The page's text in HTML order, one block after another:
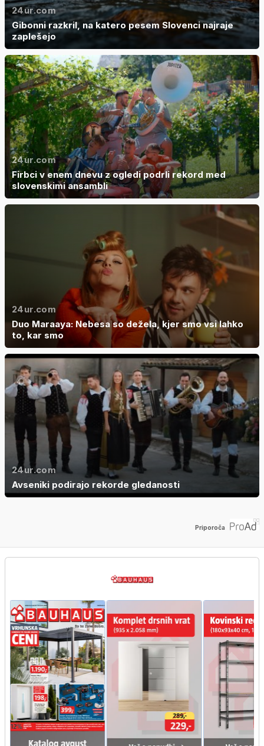
24ur.com
Gibonni razkril, na katero pesem Slovenci najraje
zaplešejo
24ur.com
Firbci v enem dnevu z ogledi podrli rekord med
slovenskimi ansambli
24ur.com
Duo Maraaya: Nebesa so dežela, kjer smo vsi lahko
to, kar smo
24ur.com
Avseniki podirajo rekorde gledanosti
Priporoča